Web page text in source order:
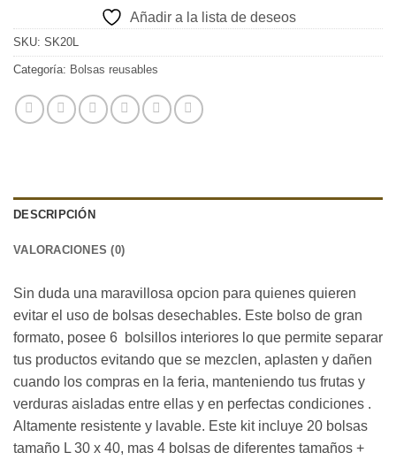
Añadir a la lista de deseos
SKU: SK20L
Categoría: Bolsas reusables
DESCRIPCIÓN
VALORACIONES (0)
Sin duda una maravillosa opcion para quienes quieren
evitar el uso de bolsas desechables. Este bolso de gran
formato, posee 6 bolsillos interiores lo que permite separar
tus productos evitando que se mezclen, aplasten y dañen
cuando los compras en la feria, manteniendo tus frutas y
verduras aisladas entre ellas y en perfectas condiciones .
Altamente resistente y lavable. Este kit incluye 20 bolsas
tamaño L 30 x 40, mas 4 bolsas de diferentes tamaños +